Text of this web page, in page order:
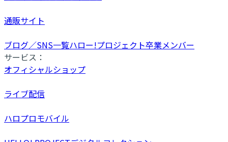
通販サイト
ブログ／SNS一覧ハロー!プロジェクト卒業メンバー
サービス：
オフィシャルショップ
ライブ配信
ハロプロモバイル